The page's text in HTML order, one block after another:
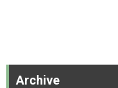
Archive